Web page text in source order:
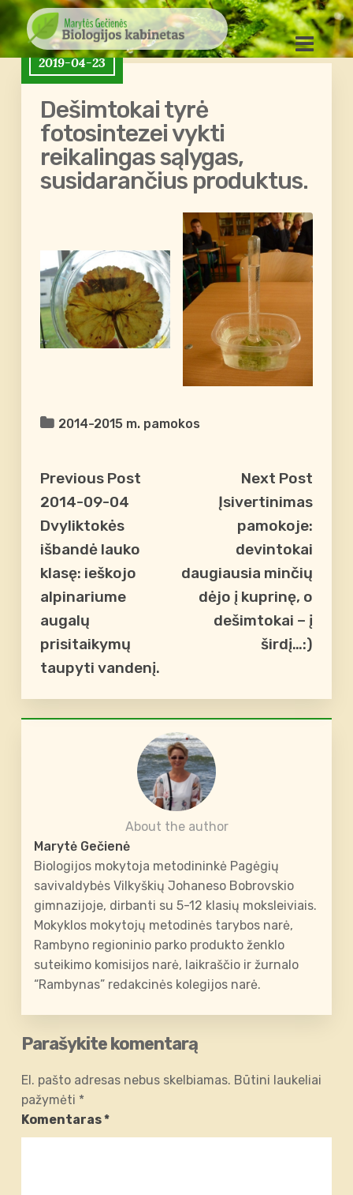
2019-04-23
Dešimtokai tyrė
fotosintezei vykti
reikalingas sąlygas,
susidarančius produktus.
2014-2015 m. pamokos
Previous Post
2014-09-04
Dvyliktokės
išbandė lauko
klasę: ieškojo
alpinariume
augalų
prisitaikymų
taupyti vandenį.
Next Post
Įsivertinimas
pamokoje:
devintokai
daugiausia minčių
dėjo į kuprinę, o
dešimtokai – į
širdį…:)
About the author
Marytė Gečienė
Biologijos mokytoja metodininkė Pagėgių
savivaldybės Vilkyškių Johaneso Bobrovskio
gimnazijoje, dirbanti su 5-12 klasių moksleiviais.
Mokyklos mokytojų metodinės tarybos narė,
Rambyno regioninio parko produkto ženklo
suteikimo komisijos narė, laikraščio ir žurnalo
“Rambynas” redakcinės kolegijos narė.
Parašykite komentarą
El. pašto adresas nebus skelbiamas. Būtini laukeliai
pažymėti *
Komentaras*